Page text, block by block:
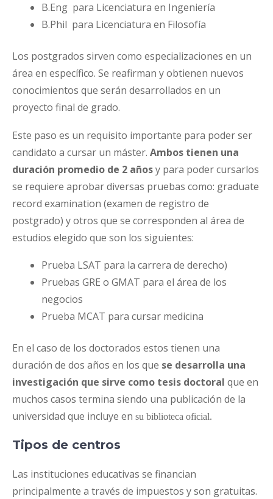
B.Eng para Licenciatura en Ingeniería
B.Phil para Licenciatura en Filosofía
Los postgrados sirven como especializaciones en un
área en específico. Se reafirman y obtienen nuevos
conocimientos que serán desarrollados en un
proyecto final de grado.
Este paso es un requisito importante para poder ser
candidato a cursar un máster. Ambos tienen una
duración promedio de 2 añosy para poder cursarlos
se requiere aprobar diversas pruebas como: graduate
record examination (examen de registro de
postgrado) y otros que se corresponden al área de
estudios elegido que son los siguientes:
Prueba LSAT para la carrera de derecho)
Pruebas GRE o GMAT para el área de los
negocios
Prueba MCAT para cursar medicina
En el caso de los doctorados estos tienen una
duración de dos años en los que se desarrolla una
investigación que sirve como tesis doctoral que en
muchos casos termina siendo una publicación de la
universidad que incluye en su biblioteca oficial.
Tipos de centros
Las instituciones educativas se financian
principalmente a través de impuestos y son gratuitas.